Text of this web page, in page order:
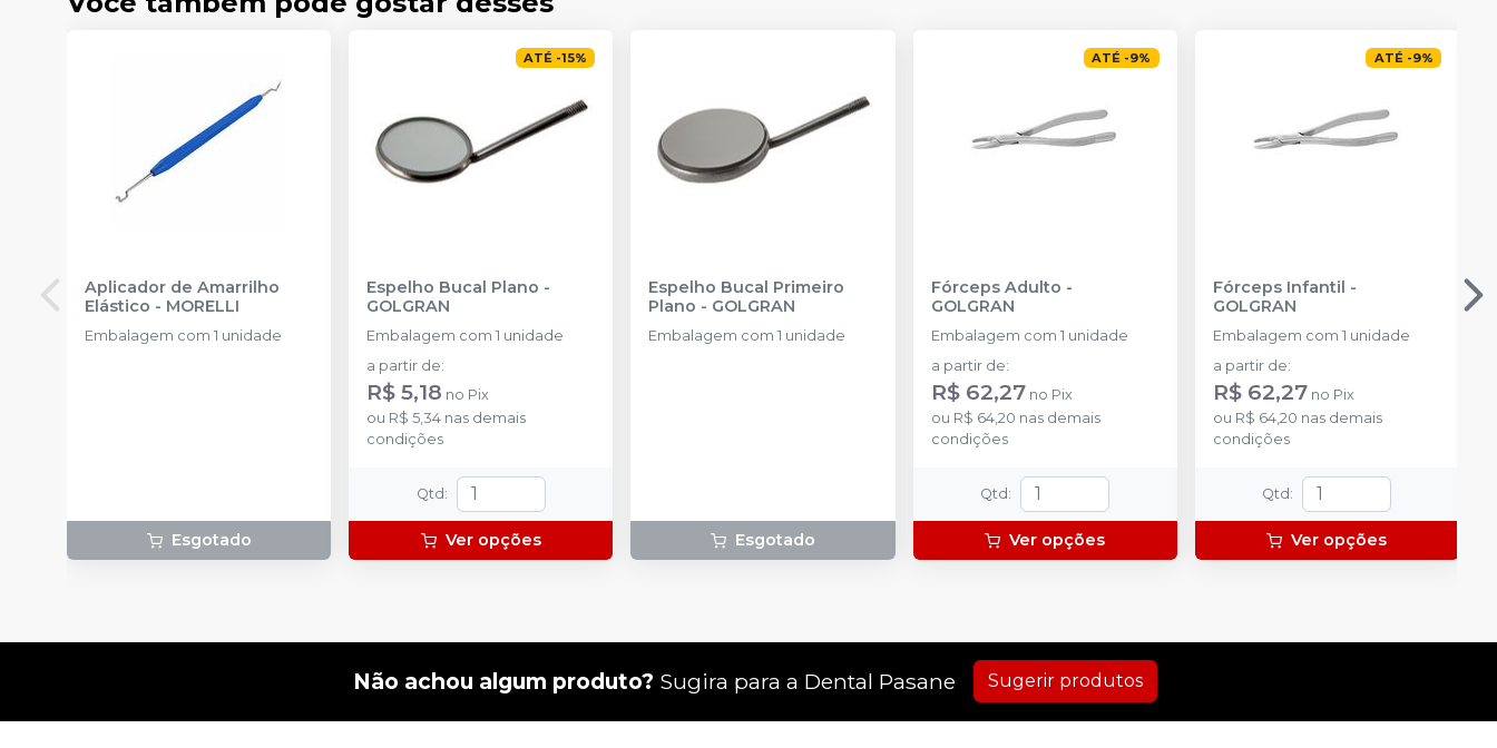
Aplicador de Amarrilho
Elástico - MORELLI
Embalagem com 1 unidade
Esgotado
ATÉ -15%
Espelho Bucal Plano -
GOLGRAN
Embalagem com 1 unidade
a partir de:
R$ 5,18 no Pix
ou R$ 5,34 nas demais
condições
Qtd :
Ver opções
Espelho Bucal Primeiro
Plano - GOLGRAN
Embalagem com 1 unidade
Esgotado
ATÉ -9%
Fórceps Adulto -
GOLGRAN
Embalagem com 1 unidade
a partir de:
R$ 62,27 no Pix
ou R$ 64,20 nas demais
condições
Qtd :
Ver opções
ATÉ -9%
Fórceps Infantil -
GOLGRAN
Embalagem com 1 unidade
a partir de:
R$ 62,27 no Pix
ou R$ 64,20 nas demais
condições
Qtd :
Ver opções
Não achou algum produto? Sugira para a Dental Pasane Sugerir produtos